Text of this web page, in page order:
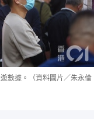
數據。（資料圖片／朱永倫